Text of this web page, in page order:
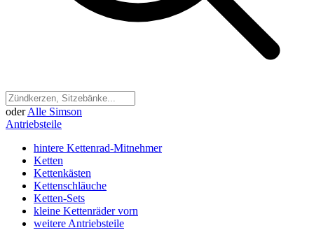
oder Alle Simson
Antriebsteile
hintere Kettenrad-Mitnehmer
Ketten
Kettenkästen
Kettenschläuche
Ketten-Sets
kleine Kettenräder vorn
weitere Antriebsteile